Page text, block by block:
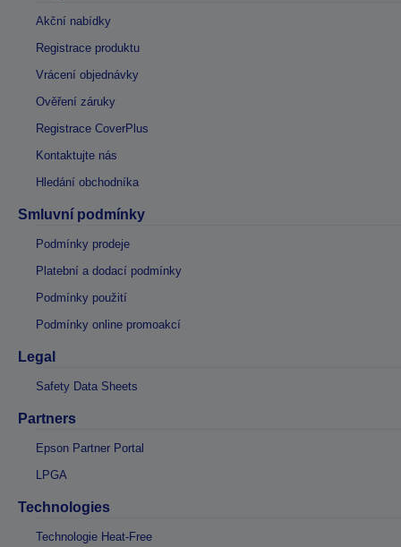
Akční nabídky
Registrace produktu
Vrácení objednávky
Ověření záruky
Registrace CoverPlus
Kontaktujte nás
Hledání obchodníka
Smluvní podmínky
Podmínky prodeje
Platební a dodací podmínky
Podmínky použití
Podmínky online promoakcí
Legal
Safety Data Sheets
Partners
Epson Partner Portal
LPGA
Technologies
Technologie Heat-Free